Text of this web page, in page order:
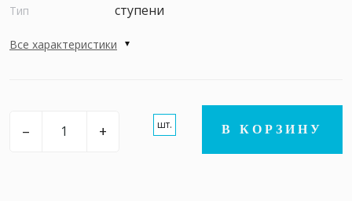
Тип ступени
Все характеристики
– + шт. В КОРЗИНУ